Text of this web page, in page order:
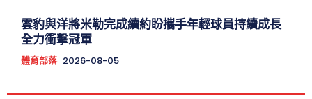
雲豹與洋將米勒完成續約盼攜手年輕球員持續成長
全力衝擊冠軍
體育部落 2026-08-05